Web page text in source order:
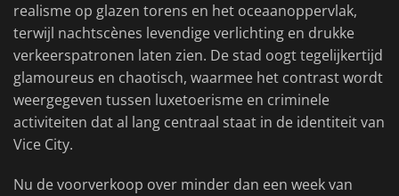
realisme op glazen torens en het oceaanoppervlak,
terwijl nachtscènes levendige verlichting en drukke
verkeerspatronen laten zien. De stad oogt tegelijkertijd
glamoureus en chaotisch, waarmee het contrast wordt
weergegeven tussen luxetoerisme en criminele
activiteiten dat al lang centraal staat in de identiteit van
Vice City.
Nu de voorverkoop over minder dan een week van